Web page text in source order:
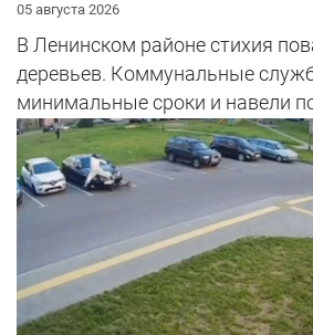
05 августа 2026
В Ленинском районе стихия
деревьев. Коммунальные
минимальные сроки и навели